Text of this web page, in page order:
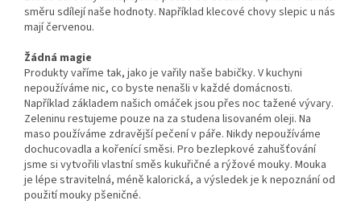
směru sdílejí naše hodnoty. Například klecové chovy slepic u nás
mají červenou.
Žádná magie
Produkty vaříme tak, jako je vařily naše babičky. V kuchyni
nepoužíváme nic, co byste nenašli v každé domácnosti.
Například základem našich omáček jsou přes noc tažené vývary.
Zeleninu restujeme pouze na za studena lisovaném oleji. Na
maso používáme zdravější pečení v páře. Nikdy nepoužíváme
dochucovadla a kořenící směsi. Pro bezlepkové zahušťování
jsme si vytvořili vlastní směs kukuřičné a rýžové mouky. Mouka
je lépe stravitelná, méně kalorická, a výsledek je k nepoznání od
použití mouky pšeničné.